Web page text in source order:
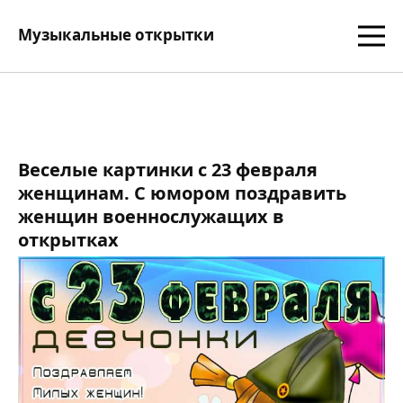
Музыкальные открытки
Веселые картинки с 23 февраля
женщинам. С юмором поздравить
женщин военнослужащих в
открытках